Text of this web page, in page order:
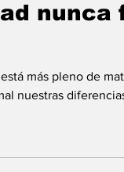
nunca
más pleno de
nuestras